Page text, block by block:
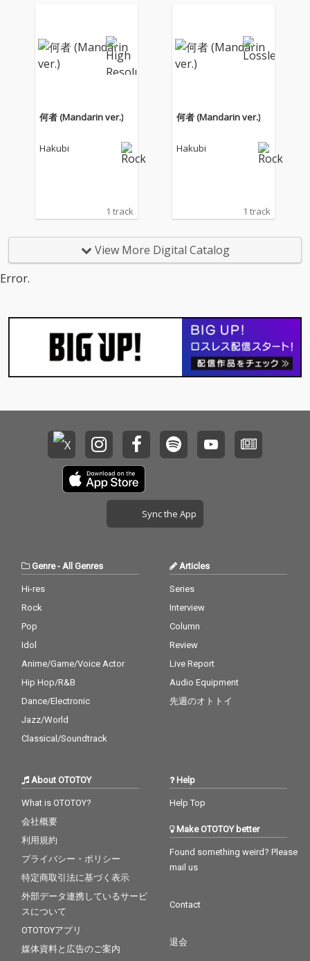
るムービー『The Derb
y Dream Goes ON〜鳴
りやまないダービーの
るムービー『The Derb
y Dream Goes ON〜鳴
りやまないダービーの
何者 (Mandarin ver.)
Hakubi
1 track
何者 (Mandarin ver.)
Hakubi
1 track
View More Digital Catalog
Error.
Sync the App
Genre- All Genres
Hi-res
Rock
Pop
Idol
Anime/Game/Voice Actor
Hip Hop/R&B
Dance/Electronic
Jazz/World
Classical/Soundtrack
Articles
Series
Interview
Column
Review
Live Report
Audio Equipment
先週のオトトイ
About OTOTOY
What is OTOTOY?
会社概要
利用規約
プライバシー・ポリシー
特定商取引法に基づく表示
外部データ連携しているサービ
スについて
OTOTOYアプリ
媒体資料と広告のご案内
Help
Help Top
Make OTOTOY better
Found something weird? Please
mail us
Contact
退会